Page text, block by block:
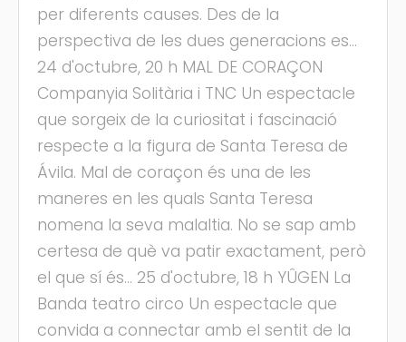
per diferents causes. Des de la
perspectiva de les dues generacions es...
24 d'octubre, 20 h MAL DE CORAÇON
Companyia Solitària i TNC Un espectacle
que sorgeix de la curiositat i fascinació
respecte a la figura de Santa Teresa de
Ávila. Mal de coraçon és una de les
maneres en les quals Santa Teresa
nomena la seva malaltia. No se sap amb
certesa de què va patir exactament, però
el que sí és... 25 d'octubre, 18 h YÛGEN La
Banda teatro circo Un espectacle que
convida a connectar amb el sentit de la